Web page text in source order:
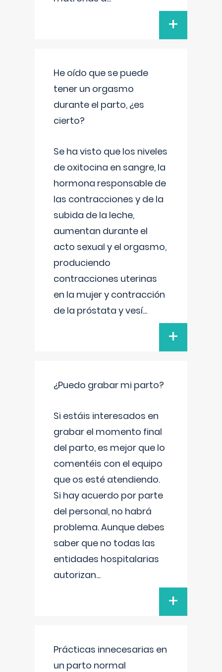
+
He oído que se puede
tener un orgasmo
durante el parto, ¿es
cierto?
Se ha visto que los niveles
de oxitocina en sangre, la
hormona responsable de
las contracciones y de la
subida de la leche,
aumentan durante el
acto sexual y el orgasmo,
produciendo
contracciones uterinas
en la mujer y contracción
de la próstata y vesí...
+
¿Puedo grabar mi parto?
Si estáis interesados en
grabar el momento final
del parto, es mejor que lo
comentéis con el equipo
que os esté atendiendo.
Si hay acuerdo por parte
del personal, no habrá
problema. Aunque debes
saber que no todas las
entidades hospitalarias
autorizan...
+
Prácticas innecesarias en
un parto normal